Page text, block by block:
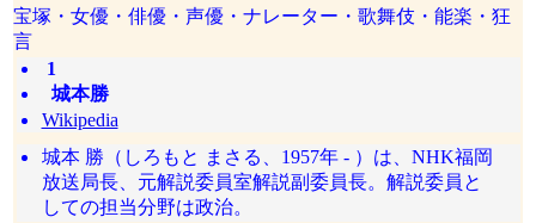
宝塚・女優・俳優・声優・ナレーター・歌舞伎・能楽・狂
言
1
城本勝
Wikipedia
城本 勝（しろもと まさる、1957年 - ）は、NHK福岡
放送局長、元解説委員室解説副委員長。解説委員と
しての担当分野は政治。